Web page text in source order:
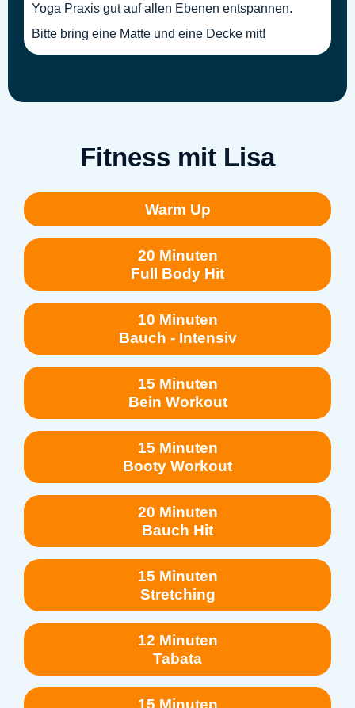
Yoga Praxis gut auf allen Ebenen entspannen.
Bitte bring eine Matte und eine Decke mit!
Fitness mit Lisa
Warm Up
20 Minuten
Full Body Hit
10 Minuten
Bauch - Intensiv
15 Minuten
Bein Workout
15 Minuten
Booty Workout
20 Minuten
Bauch Hit
15 Minuten
Stretching
12 Minuten
Tabata
15 Minuten